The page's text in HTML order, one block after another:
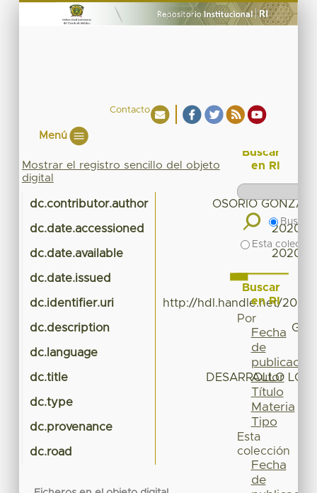
Contacto
Menú
Mostrar el registro sencillo del objeto
digital
dc.contributor.author OSORIO
dc.date.accessioned 2020-
dc.date.available 2020-
dc.date.issued
dc.identifier.uri http://hdl.handle.net/
dc.description
dc.language
dc.title DESARROLLO
dc.type
dc.provenance
dc.road
Buscar
en RI
Buscar
Esta
Buscar
en RI
Por
Fecha
de
publicación
Autor
Título
Materia
Tipo
Esta
colección
Fecha
de